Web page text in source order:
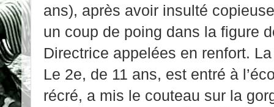
ans), après avoir insulté
un coup de poing dans la figure
Directrice appelées en renfort.
Le 2e, de 11 ans, est entré à
récré, a mis le couteau sur la